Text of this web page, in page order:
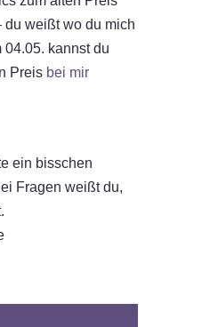
du weißt wo du mich
kannst du
Preis bei mir
ein bisschen
Fragen weißt du,